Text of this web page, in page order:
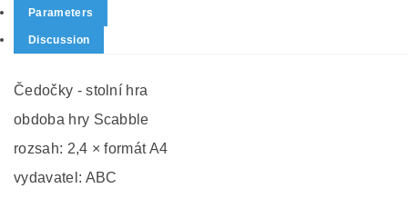
Parameters
Discussion
Čedočky - stolní hra
obdoba hry Scabble
rozsah: 2,4 × formát A4
vydavatel: ABC